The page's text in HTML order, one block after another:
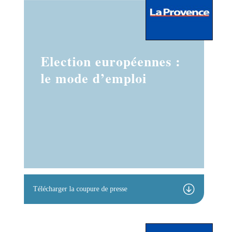
Election européennes :
le mode d’emploi
Télécharger la coupure de presse